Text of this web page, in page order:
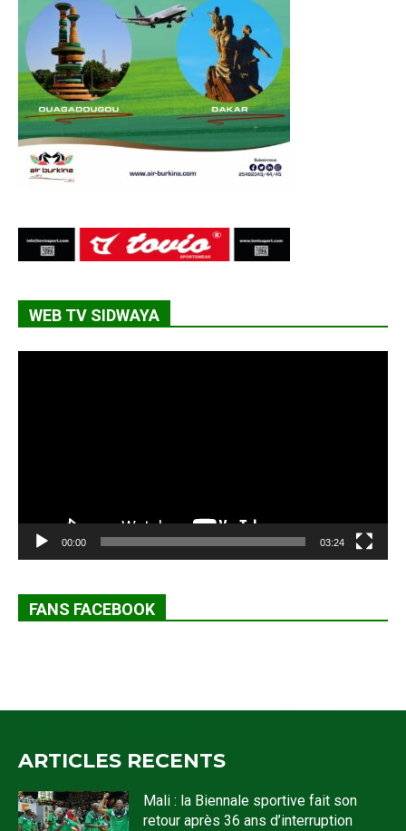
WEB TV SIDWAYA
00:00 03:24
FANS FACEBOOK
ARTICLES RECENTS
Mali : la Biennale sportive fait son
retour après 36 ans d’interruption